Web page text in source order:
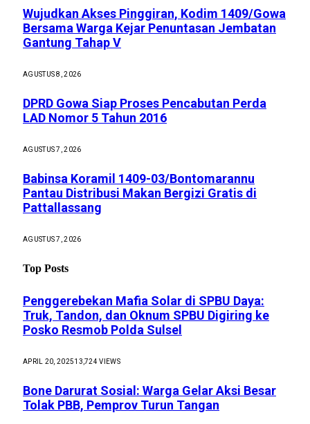
Wujudkan Akses Pinggiran, Kodim 1409/Gowa
Bersama Warga Kejar Penuntasan Jembatan
Gantung Tahap V
AGUSTUS 8, 2026
DPRD Gowa Siap Proses Pencabutan Perda
LAD Nomor 5 Tahun 2016
AGUSTUS 7, 2026
Babinsa Koramil 1409-03/Bontomarannu
Pantau Distribusi Makan Bergizi Gratis di
Pattallassang
AGUSTUS 7, 2026
Top Posts
Penggerebekan Mafia Solar di SPBU Daya:
Truk, Tandon, dan Oknum SPBU Digiring ke
Posko Resmob Polda Sulsel
APRIL 20, 202513,724VIEWS
Bone Darurat Sosial: Warga Gelar Aksi Besar
Tolak PBB, Pemprov Turun Tangan